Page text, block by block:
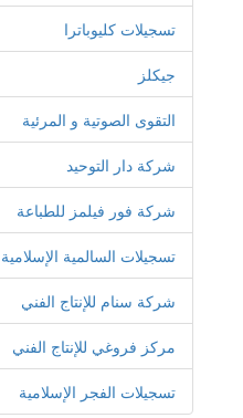
تسجيلات كليوباترا
جيكلز
التقوى الصوتية و المرئية
شركة دار التوحيد
شركة فور فيلمز للطباعة
تسجيلات السالمية الإسلامية
شركة سنام للإنتاج الفني
مركز فروغي للإنتاج الفني
تسجيلات الفجر الإسلامية